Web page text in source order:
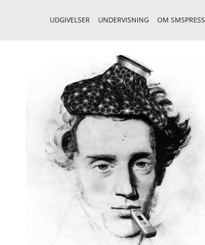
UDGIVELSER UNDERVISNING OM SMSPRESS